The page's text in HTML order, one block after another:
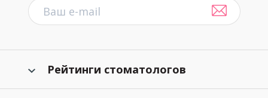
Рейтинги стоматологов